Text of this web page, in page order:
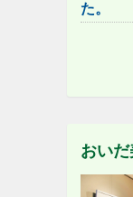
た。
おい